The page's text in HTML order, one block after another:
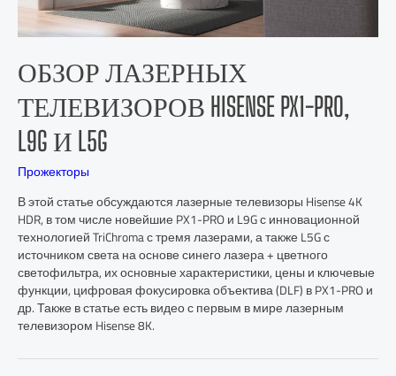
ОБЗОР ЛАЗЕРНЫХ
ТЕЛЕВИЗОРОВ HISENSE PX1-PRO,
L9G И L5G
Прожекторы
В этой статье обсуждаются лазерные телевизоры Hisense 4K
HDR, в том числе новейшие PX1-PRO и L9G с инновационной
технологией TriChroma с тремя лазерами, а также L5G с
источником света на основе синего лазера + цветного
светофильтра, их основные характеристики, цены и ключевые
функции, цифровая фокусировка объектива (DLF) в PX1-PRO и
др. Также в статье есть видео с первым в мире лазерным
телевизором Hisense 8K.